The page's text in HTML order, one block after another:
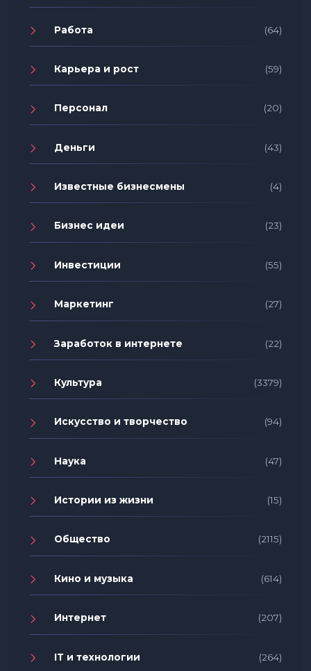
Работа (64)
Карьера и рост (59)
Персонал (20)
Деньги (43)
Известные бизнесмены (4)
Бизнес идеи (23)
Инвестиции (55)
Маркетинг (27)
Заработок в интернете (22)
Культура (3379)
Искусство и творчество (94)
Наука (47)
Истории из жизни (15)
Общество (2115)
Кино и музыка (614)
Интернет (207)
IT и технологии (264)